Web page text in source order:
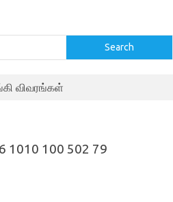
Search
விவரங்கள்
1010 100 502 79